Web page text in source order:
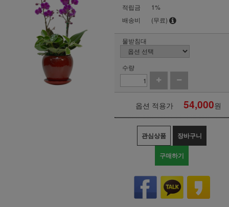
적립금
1%
배송비
(무료)
물받침대
수량
옵션 적용가 54,000원
관심상품 장바구니
구매하기